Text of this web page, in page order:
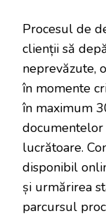
Procesul de
clienții să
neprevăzute,
în momente
în maximum
lucrătoare.
disponibil
și urmărirea
parcursul